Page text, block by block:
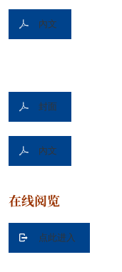
內文
封面
內文
在线阅览
点此进入